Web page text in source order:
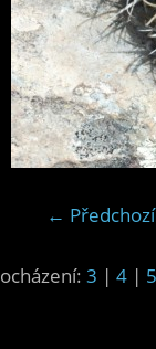
← Předchozí
3 | 4 | 5